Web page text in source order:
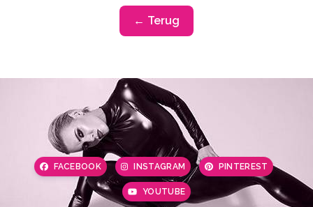
← Terug
FACEBOOK INSTAGRAM PINTEREST
YOUTUBE